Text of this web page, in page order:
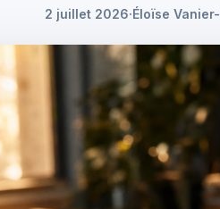
2 juillet 2026·Éloïse